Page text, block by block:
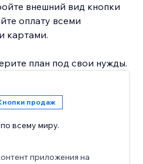
внешний вид кнопки
оплату всеми
картами.
план под свои нужды.
продаж
всему миру.
приложения на